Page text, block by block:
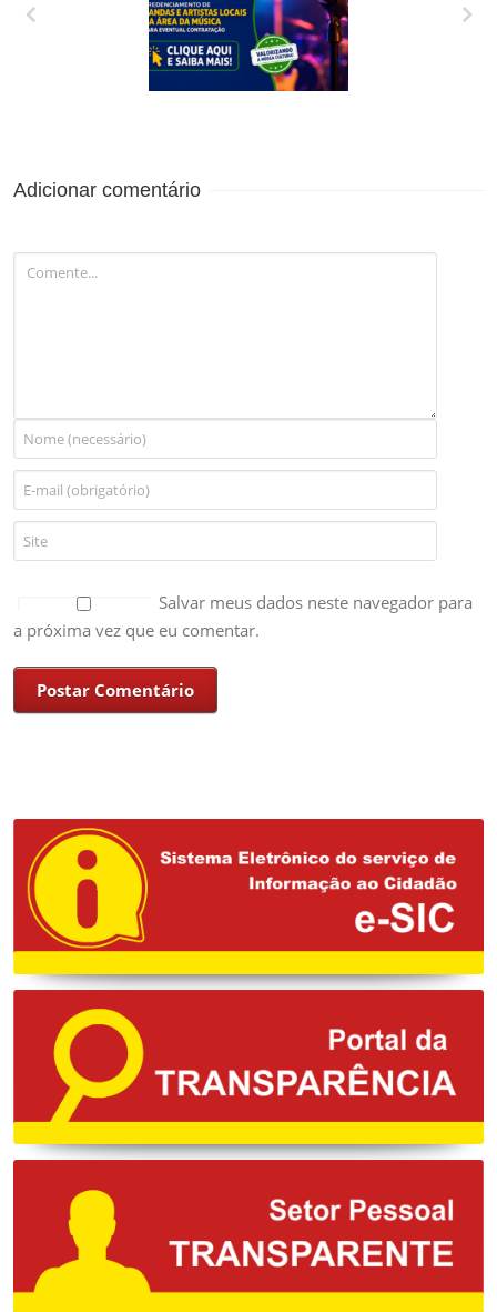
CREDENCIAMENTO
Adicionar comentário
Salvar meus dados neste navegador para
a próxima vez que eu comentar.